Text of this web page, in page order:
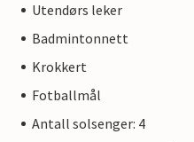
Utendørs leker
Badmintonnett
Krokkert
Fotballmål
Antall solsenger: 4